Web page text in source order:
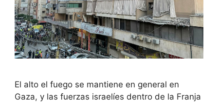
El alto el fuego se mantiene en general en
Gaza, y las fuerzas israelíes dentro de la Franja